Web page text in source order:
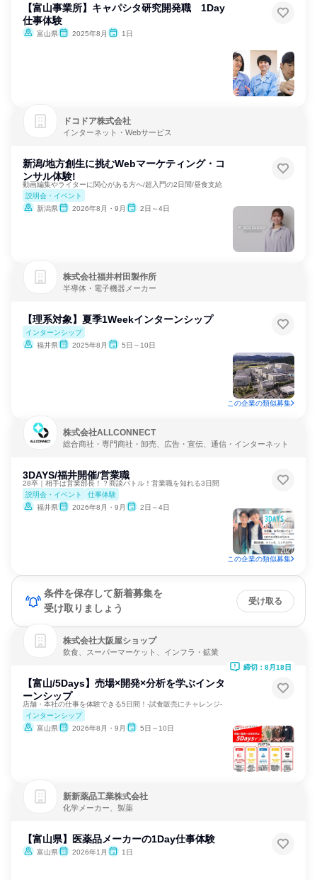
【富山事業所】キャパシタ研究開発職 1Day
仕事体験
富山県 2025年8月 1日
ドコドア株式会社
インターネット・Webサービス
新潟/地方創生に挑むWebマーケティング・コ
ンサル体験!
動画編集やライターに関心がある方へ/超入門の2日間/昼食支給
説明会・イベント
新潟県
2026年8月・9月 2日～4日
株式会社福井村田製作所
半導体・電子機器メーカー
【理系対象】夏季1Weekインターンシップ
インターンシップ
福井県
2025年8月 5日～10日
この企業の類似募集
株式会社ALLCONNECT
総合商社・専門商社・卸売、広告・宣伝、通信・インターネット
3DAYS/福井開催/営業職
28卒｜相手は営業部長！？商談バトル！営業職を知れる3日間
説明会・イベント
仕事体験
福井県
2026年8月・9月 2日～4日
この企業の類似募集
条件を保存して新着募集を
受け取りましょう
受け取る
株式会社大阪屋ショップ
飲食、スーパーマーケット、インフラ・鉱業
【富山/5Days】売場×開発×分析を学ぶインタ
ーンシップ
店舗・本社の仕事を体験できる5日間！-試食販売にチャレンジ-
インターンシップ
富山県
2026年8月・9月 5日～10日
締切：8月18日
新新薬品工業株式会社
化学メーカー、製薬
【富山県】医薬品メーカーの1Day仕事体験
富山県 2026年1月 1日